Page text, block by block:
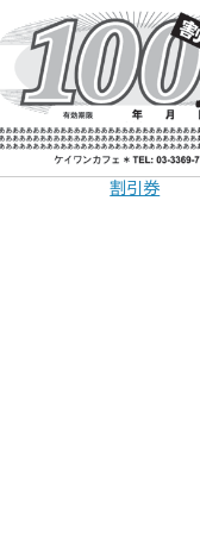
割引券